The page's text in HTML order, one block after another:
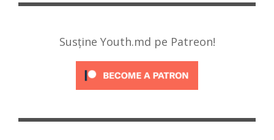
Susține Youth.md pe Patreon!